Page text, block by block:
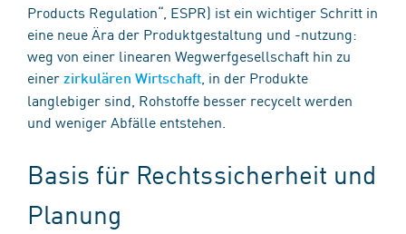
Products Regulation“, ESPR) ist ein wichtiger Schritt in
eine neue Ära der Produktgestaltung und -nutzung:
weg von einer linearen Wegwerfgesellschaft hin zu
einer zirkulären Wirtschaft , in der Produkte
langlebiger sind, Rohstoffe besser recycelt werden
und weniger Abfälle entstehen.
Basis für Rechtssicherheit und
Planung